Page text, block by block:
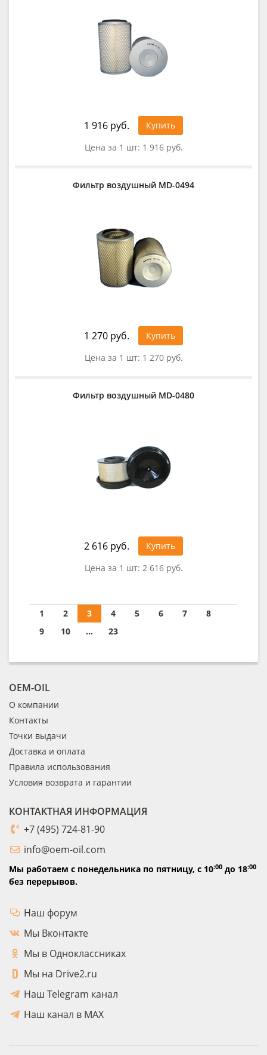
1 916 руб.
Купить
Цена за 1 шт: 1 916 руб.
Фильтр воздушный MD-0494
1 270 руб.
Купить
Цена за 1 шт: 1 270 руб.
Фильтр воздушный MD-0480
2 616 руб.
Купить
Цена за 1 шт: 2 616 руб.
1 2 3 4 5 6 7
8
9
10 ... 23
OEM-OIL
О компании
Контакты
Точки выдачи
Доставка и оплата
Правила использования
Условия возврата и гарантии
КОНТАКТНАЯ ИНФОРМАЦИЯ
+7 (495) 724-81-90
info@oem-oil.com
Мы работаем с понедельника по пятницу, с 10:00 до 18:00
без перерывов.
Наш форум
Мы Вконтакте
Мы в Одноклассниках
Мы на Drive2.ru
Наш Telegram канал
Наш канал в MAX